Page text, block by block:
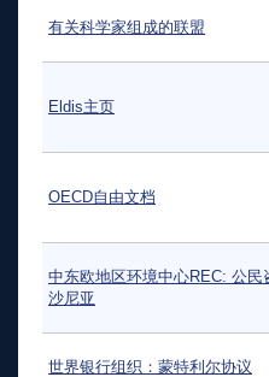
有关科学家组成的联盟
Eldis主页
OECD自由文档
中东欧地区环境中心REC: 公民
沙尼亚
世界银行组织：蒙特利尔协议